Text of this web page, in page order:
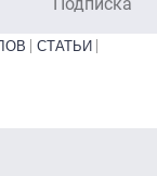
Подписка
СТАТЬИ